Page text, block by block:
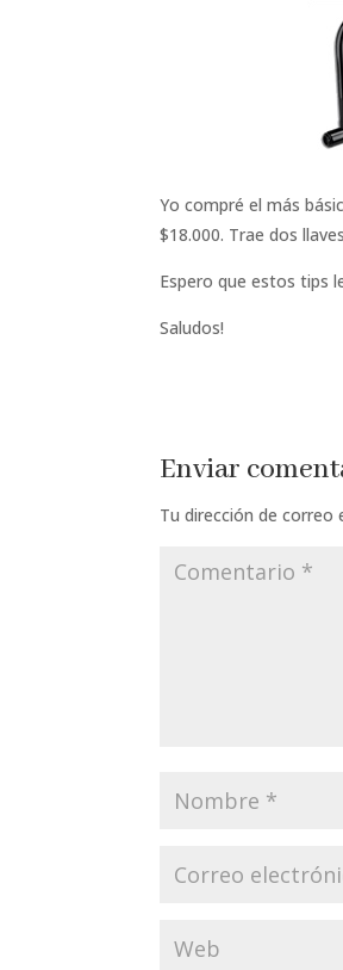
Yo compré el más
$18.000. Trae dos
Espero que estos tips
Saludos!
Enviar
Tu dirección de correo